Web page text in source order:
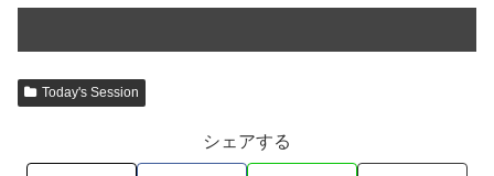
Today's Session
シェアする